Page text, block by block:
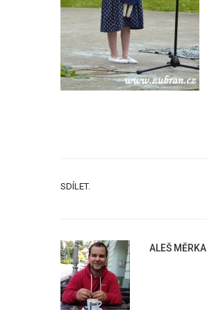
SDÍLET.
ALEŠ MĚRKA